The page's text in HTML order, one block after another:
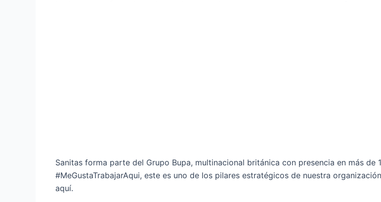
Sanitas forma parte del Grupo Bupa, multinacional británica con presencia en más de
#MeGustaTrabajarAqui, este es uno de los pilares estratégicos de nuestra
aquí.